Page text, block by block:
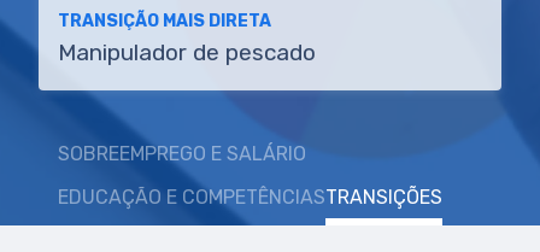
TRANSIÇÃO MAIS DIRETA
Manipulador de pescado
SOBREEMPREGO E SALÁRIO
EDUCAÇÃO E COMPETÊNCIASTRANSIÇÕES